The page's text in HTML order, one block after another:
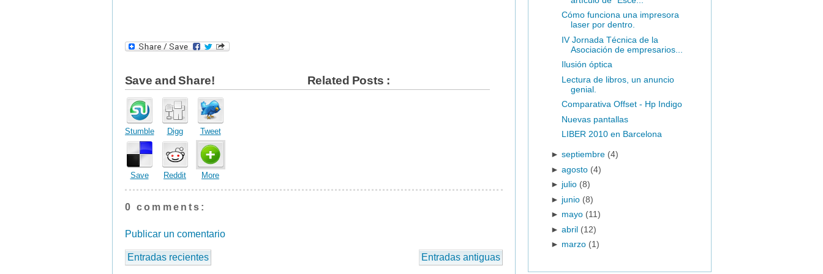
Save and Share!
Stumble Digg Tweet
Save Reddit More
Related Posts :
0 comments:
Publicar un comentario
Entradas recientes Entradas antiguas
Cómo funciona una impresora
laser por dentro.
IV Jornada Técnica de la
Asociación de empresarios...
Ilusión óptica
Lectura de libros, un anuncio
genial.
Comparativa Offset - Hp Indigo
Nuevas pantallas
LIBER 2010 en Barcelona
►septiembre (4)
►agosto (4)
► julio (8)
► junio (8)
► mayo (11)
►abril (12)
► marzo (1)